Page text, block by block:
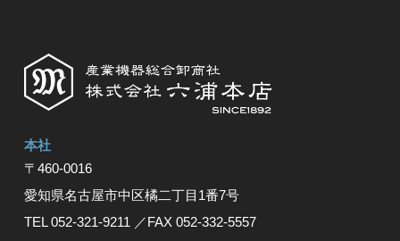
本社
〒460-0016
愛知県名古屋市中区橘⼆丁⽬1番7号
TEL 052-321-9211 ／FAX 052-332-5557